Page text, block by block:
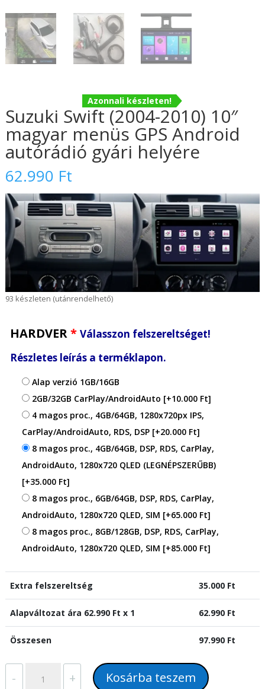
Azonnali készleten!
Suzuki Swift (2004-2010) 10″
magyar menüs GPS Android
autórádió gyári helyére
62.990 Ft
93 készleten (utánrendelhető)
HARDVER* Válasszon felszereltséget!
Részletes leírás a terméklapon.
Alap verzió 1GB/16GB
2GB/32GB CarPlay/AndroidAuto [+10.000 Ft]
4 magos proc., 4GB/64GB, 1280x720px IPS,
CarPlay/AndroidAuto, RDS, DSP [+20.000 Ft]
8 magos proc., 4GB/64GB, DSP, RDS, CarPlay,
AndroidAuto, 1280x720 QLED (LEGNÉPSZERŰBB)
[+35.000 Ft]
8 magos proc., 6GB/64GB, DSP, RDS, CarPlay,
AndroidAuto, 1280x720 QLED, SIM [+65.000 Ft]
8 magos proc., 8GB/128GB, DSP, RDS, CarPlay,
AndroidAuto, 1280x720 QLED, SIM [+85.000 Ft]
Extra felszereltség 35.000 Ft
Alapváltozat ára 62.990 Ft x 1 62.990 Ft
Összesen 97.990 Ft
-
Swift
+ Kosárba teszem